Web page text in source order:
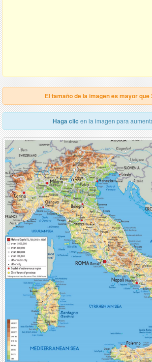
El tamaño de la imagen es mayor que
Haga clic en la imagen para